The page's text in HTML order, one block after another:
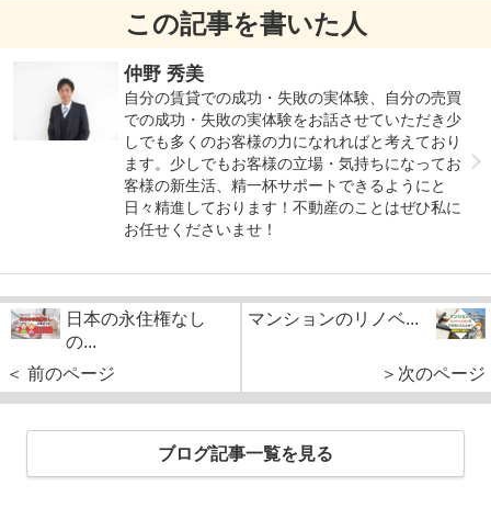
この記事を書いた人
仲野 秀美
自分の賃貸での成功・失敗の実体験、自分の売買
での成功・失敗の実体験をお話させていただき少
しでも多くのお客様の力になれればと考えており
ます。少しでもお客様の立場・気持ちになってお
客様の新生活、精一杯サポートできるようにと
日々精進しております！不動産のことはぜひ私に
お任せくださいませ！
日本の永住権なし
の...
＜ 前のページ
マンションのリノベ...
＞次のページ
ブログ記事一覧を見る